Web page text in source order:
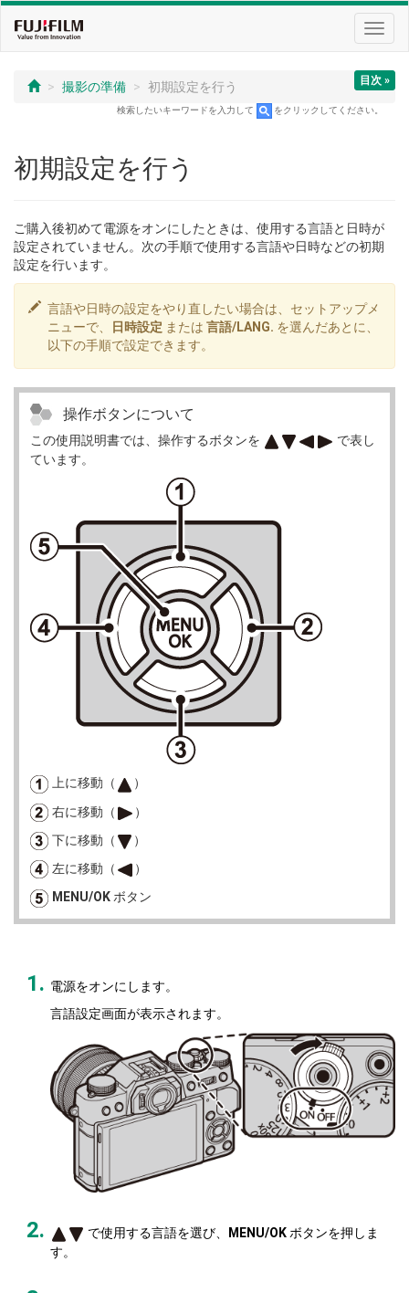
目次 »
撮影の準備 初期設定を行う
検索したいキーワードを入力して をクリックしてください。
初期設定を行う
ご購入後初めて電源をオンにしたときは、使用する言語と日時が
設定されていません。次の手順で使用する言語や日時などの初期
設定を行います。
言語や日時の設定をやり直したい場合は、セットアップメ
ニューで、
日時設定 または 言語/LANG. を選んだあとに、
以下の手順で設定できます。
操作ボタンについて
この使用説明書では、操作するボタンを
で表し
ています。
上に移動（
）
右に移動（
）
下に移動（
）
左に移動（
）
MENU/OKボタン
電源をオンにします。
言語設定画面が表示されます。
で使用する言語を選び、 MENU/OK ボタンを押しま
す。